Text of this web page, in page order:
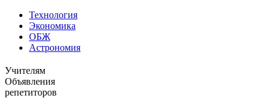
Технология
Экономика
ОБЖ
Астрономия
Учителям
Объявления
репетиторов